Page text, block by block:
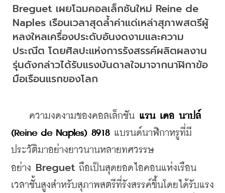
Breguet เผยโฉมคอลเล็กชันใหม่ Reine de
Naples เรือนเวลาสุดล้ำค่าแด่เหล่าสุภาพสตรีผู้
หลงใหลเครื่องประดับอันงดงามและความ
ประณีต โดยศิลปะแห่งการรังสรรค์ผลิตผลงาน
รุ่นดังกล่าวได้รับแรงบันดาลใจมาจากนาฬิกาข้อ
มือเรือนแรกของโลก
ความงดงามของคอลเล็กชัน แรน เดอ นาปล์
(Reine de Naples) 8918 แบรนด์นาฬิกาหรูที่มี
ประวัติมาอย่างยาวนานหลายทศวรรษ
อย่าง Breguet ถือเป็นสุดยอดไอคอนแห่งเรือน
เวลาชั้นสูงสำหรับสุภาพสตรีที่รังสรรค์ขึ้นโดยได้รับแรง